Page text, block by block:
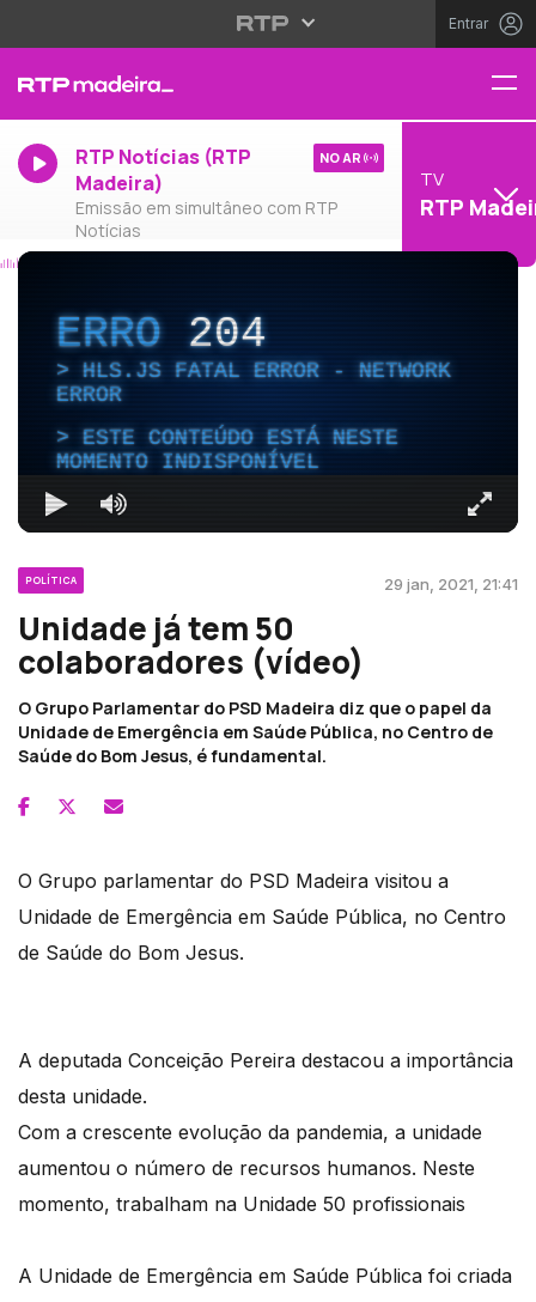
Entrar
RTP Notícias (RTP
Madeira)
Emissão em simultâneo com RTP
Notícias
NO AR
TV
RTP
ERRO204
HLS.JS FATAL ERROR - NETWORK
ERROR
ESTE CONTEÚDO ESTÁ NESTE
MOMENTO INDISPONÍVEL
POLÍTICA 29 jan, 2021, 21:41
Unidade já tem 50
colaboradores (vídeo)
O Grupo Parlamentar do PSD Madeira diz que o papel da
Unidade de Emergência em Saúde Pública, no Centro de
Saúde do Bom Jesus, é fundamental.
O Grupo parlamentar do PSD Madeira visitou a
Unidade de Emergência em Saúde Pública, no Centro
de Saúde do Bom Jesus.
A deputada Conceição Pereira destacou a importância
desta unidade.
Com a crescente evolução da pandemia, a unidade
aumentou o número de recursos humanos. Neste
momento, trabalham na Unidade 50 profissionais
A Unidade de Emergência em Saúde Pública foi criada